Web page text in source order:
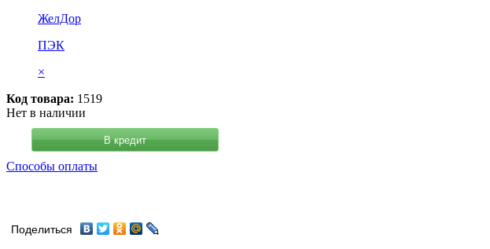
ЖелДор
ПЭК
×
Код товара: 1519
Нет в наличии
В кредит
Способы оплаты
Поделиться